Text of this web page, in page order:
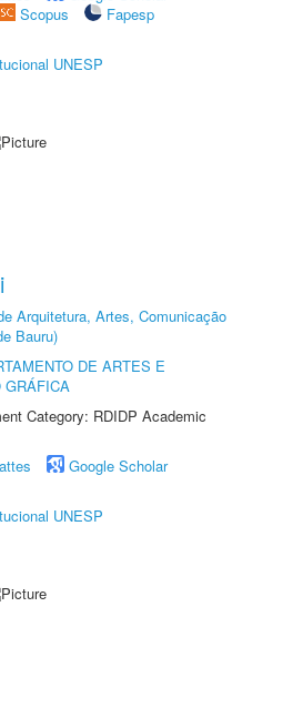
Scopus
Fapesp
UNESP
Arquitetura, Artes, Comunicação
Bauru)
DE ARTES E
GRÁFICA
Category: RDIDP Academic
Google Scholar
UNESP